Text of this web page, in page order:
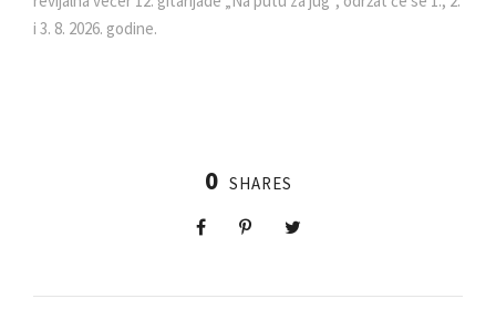
i 3. 8. 2026. godine.
0 SHARES